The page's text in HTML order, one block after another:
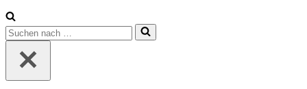
Suchen
nach …